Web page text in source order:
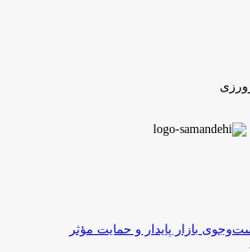
بازار پایدار و حمایت مؤثر